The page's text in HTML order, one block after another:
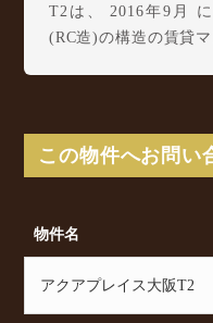
T2は、 2016年9月
(RC造)の構造の賃貸マ
18分 からアクセスが
アクアプレイス大阪
ションをお探しでし
までお気軽にお問い
ンライン相談も受け
この物件へお問い
物件名